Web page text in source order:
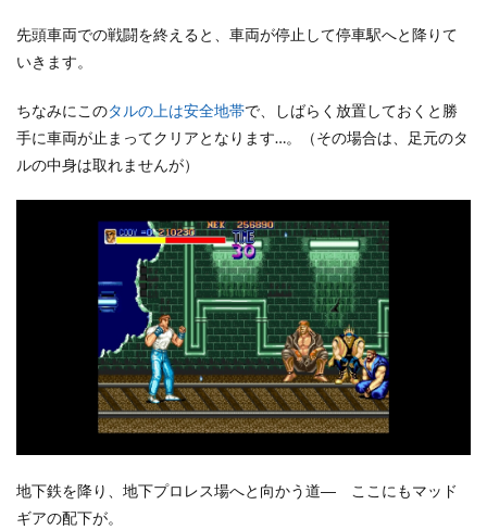
先頭車両での戦闘を終えると、車両が停止して停車駅へと降りて
いきます。
ちなみにこのタルの上は安全地帯で、しばらく放置しておくと勝
手に車両が止まってクリアとなります…。（その場合は、足元のタ
ルの中身は取れませんが）
地下鉄を降り、地下プロレス場へと向かう道― ここにもマッド
ギアの配下が。